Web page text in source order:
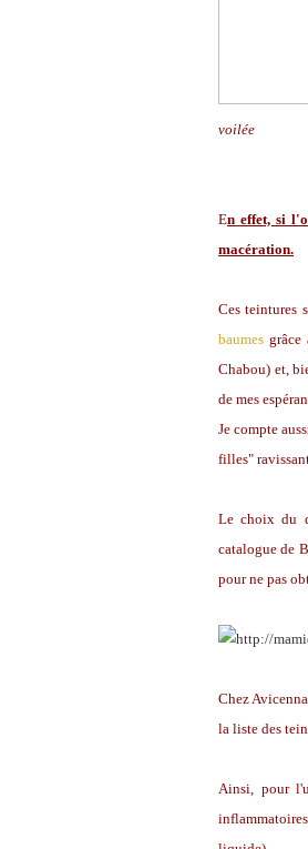
voilée
En effet, si
macération.
Ces teintures
baumes grâce
Chabou) et,
de mes
Je compte
filles"
Le choix du
catalogue de
pour ne pas
Chez
la liste des
Ainsi, pour